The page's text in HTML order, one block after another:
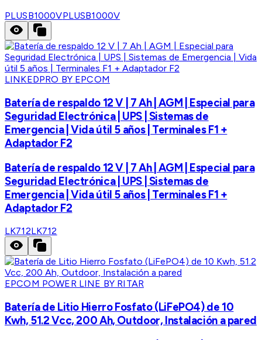
PLUSB1000VPLUSB1000V
LINKEDPRO BY EPCOM
Batería de respaldo 12 V | 7 Ah | AGM | Especial para
Seguridad Electrónica | UPS | Sistemas de
Emergencia | Vida útil 5 años | Terminales F1 +
Adaptador F2
Batería de respaldo 12 V | 7 Ah | AGM | Especial para
Seguridad Electrónica | UPS | Sistemas de
Emergencia | Vida útil 5 años | Terminales F1 +
Adaptador F2
LK712LK712
EPCOM POWER LINE BY RITAR
Batería de Litio Hierro Fosfato (LiFePO4) de 10
Kwh, 51.2 Vcc, 200 Ah, Outdoor, Instalación a pared